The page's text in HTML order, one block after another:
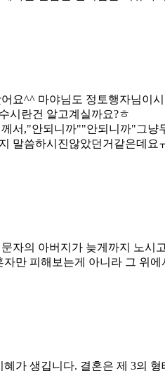
요^^ 마야님도 정토행자님이
시란건 알고계실까요?ㅎ
서,"안되니까""안되니까"그냥
말씀하시진않았던거같은데요
자의 아버지가 늦게까지 노시
자만 피해보는게 아니라 그 위
혜가 생깁니다. 결혼은 제 3의